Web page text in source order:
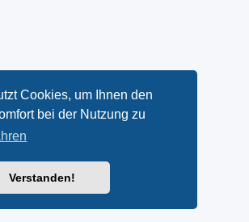
Cookies, um Ihnen den
bei der Nutzung zu
Verstanden!